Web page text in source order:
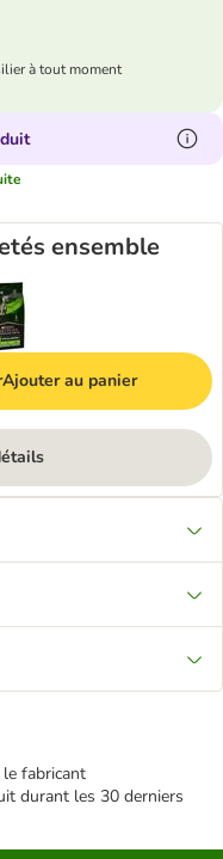
à tout moment
ensemble
Ajouter au panier
fabricant
durant les 30 derniers